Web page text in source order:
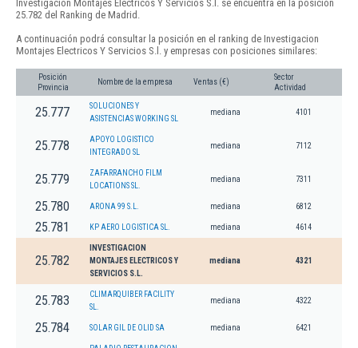
Investigacion Montajes Electricos Y Servicios S.l. se encuentra en la posición
25.782 del Ranking de Madrid.
A continuación podrá consultar la posición en el ranking de Investigacion
Montajes Electricos Y Servicios S.l. y empresas con posiciones similares:
Posición
Provincia
Nombre de la empresa Ventas (€)
Sector
Actividad
25.777
SOLUCIONES Y
ASISTENCIAS WORKING SL
mediana 4101
25.778
APOYO LOGISTICO
INTEGRADO SL
mediana 7112
25.779
ZAFARRANCHO FILM
LOCATIONS SL.
mediana 7311
25.780 ARONA 99 S.L. mediana 6812
25.781 KP AERO LOGISTICA SL. mediana 4614
25.782
INVESTIGACION
MONTAJES ELECTRICOS Y
SERVICIOS S.L.
mediana 4321
25.783
CLIMARQUIBER FACILITY
SL.
mediana 4322
25.784 SOLAR GIL DE OLID SA mediana 6421